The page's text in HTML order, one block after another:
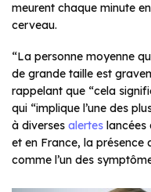
meurent chaque minute
cerveau.
“La personne moyenne
de grande taille est
rappelant que “cela
qui “implique l’une des
à diverses alertes
et en France, la présence
comme l’un des